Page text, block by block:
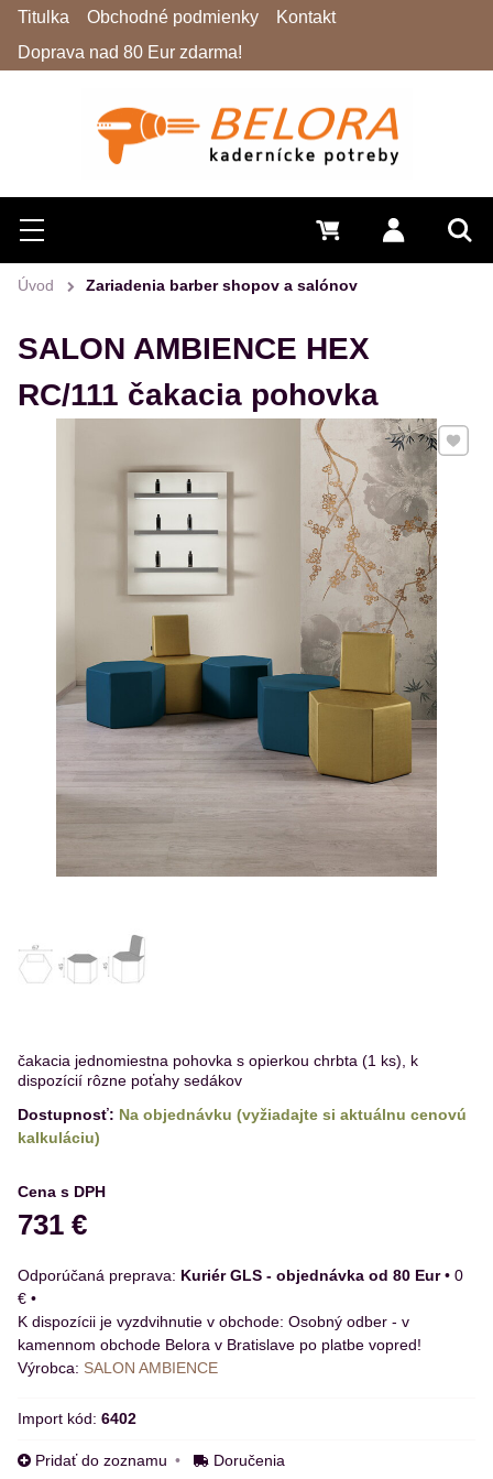
Hľadať
Menu Prihlásiť
0 €
Titulka Obchodné podmienky
Kontakt
Doprava nad 80 Eur zdarma!
Úvod Zariadenia barber shopov a salónov
SALON AMBIENCE HEX
RC/111 čakacia pohovka
čakacia jednomiestna pohovka s opierkou chrbta (1 ks), k
dispozícií rôzne poťahy sedákov
Pridať
Dostupnosť: Na objednávku (vyžiadajte si aktuálnu cenovú
kalkuláciu)
Cena s DPH
731 €
Kuriér GLS - objednávka od 80 Eur• 0
€ •
Osobný odber - v
kamennom obchode Belora v Bratislave po platbe vopred!
Výrobca: SALON AMBIENCE
Import kód: 6402
Pridať do zoznamu Doručenia